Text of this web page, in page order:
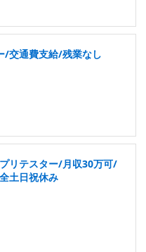
/交通費支給/残業なし
リテスター/月収30万可/
土日祝休み